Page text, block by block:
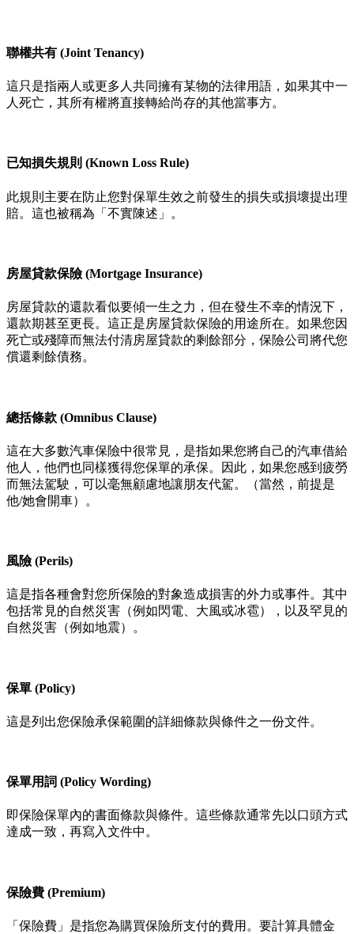
聯權共有 (Joint Tenancy)
這只是指兩人或更多人共同擁有某物的法律用語，如果其中一
人死亡，其所有權將直接轉給尚存的其他當事方。
已知損失規則 (Known Loss Rule)
此規則主要在防止您對保單生效之前發生的損失或損壞提出理
賠。這也被稱為「不實陳述」。
房屋貸款保險 (Mortgage Insurance)
房屋貸款的還款看似要傾一生之力，但在發生不幸的情況下，
還款期甚至更長。這正是房屋貸款保險的用途所在。如果您因
死亡或殘障而無法付清房屋貸款的剩餘部分，保險公司將代您
償還剩餘債務。
總括條款 (Omnibus Clause)
這在大多數汽車保險中很常見，是指如果您將自己的汽車借給
他人，他們也同樣獲得您保單的承保。因此，如果您感到疲勞
而無法駕駛，可以毫無顧慮地讓朋友代駕。（當然，前提是
他/她會開車）。
風險 (Perils)
這是指各種會對您所保險的對象造成損害的外力或事件。其中
包括常見的自然災害（例如閃電、大風或冰雹），以及罕見的
自然災害（例如地震）。
保單 (Policy)
這是列出您保險承保範圍的詳細條款與條件之一份文件。
保單用詞 (Policy Wording)
即保險保單內的書面條款與條件。這些條款通常先以口頭方式
達成一致，再寫入文件中。
保險費 (Premium)
「保險費」是指您為購買保險所支付的費用。要計算具體金